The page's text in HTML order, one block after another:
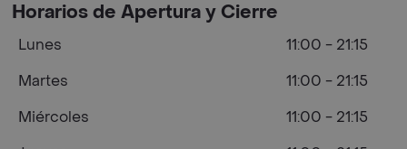
Horarios de Apertura y Cierre
Lunes
11:00 - 21:15
Martes
11:00 - 21:15
Miércoles
11:00 - 21:15